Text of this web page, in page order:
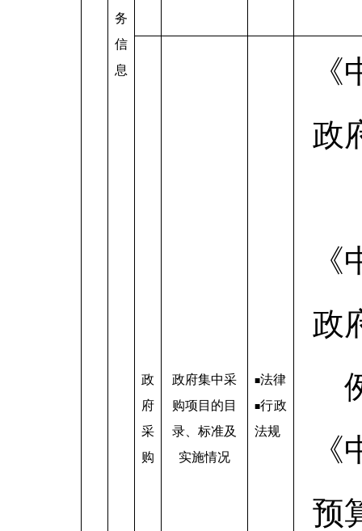
务
信
息
政
府
采
购
政府集中采
购项目的目
录、标准及
实施情况
■法律
■行政
法规
政
政
预